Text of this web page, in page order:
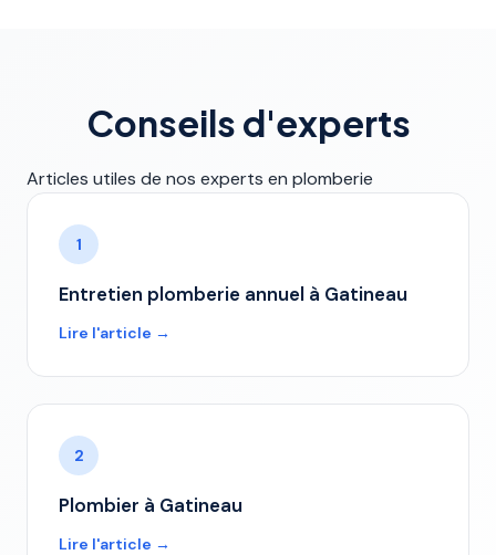
Conseils d'experts
Articles utiles de nos experts en plomberie
1
Entretien plomberie annuel à Gatineau
Lire l'article →
2
Plombier à Gatineau
Lire l'article →